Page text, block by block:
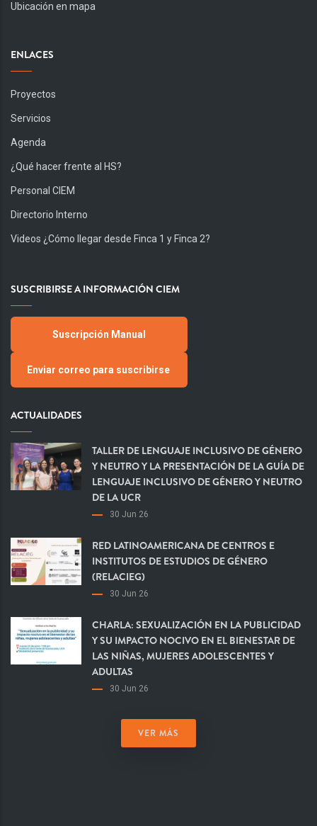
Ubicación en mapa
ENLACES
Proyectos
Servicios
Agenda
¿Qué hacer frente al HS?
Personal CIEM
Directorio Interno
Videos ¿Cómo llegar desde Finca 1 y Finca 2?
SUSCRIBIRSE A INFORMACIÓN CIEM
Suscripción Manual
Enviar correo para suscribirse
ACTUALIDADES
TALLER DE LENGUAJE INCLUSIVO DE GÉNERO
Y NEUTRO Y LA PRESENTACIÓN DE LA GUÍA DE
LENGUAJE INCLUSIVO DE GÉNERO Y NEUTRO
DE LA UCR
30 Jun 26
RED LATINOAMERICANA DE CENTROS E
INSTITUTOS DE ESTUDIOS DE GÉNERO
(RELACIEG)
30 Jun 26
CHARLA: SEXUALIZACIÓN EN LA PUBLICIDAD
Y SU IMPACTO NOCIVO EN EL BIENESTAR DE
LAS NIÑAS, MUJERES ADOLESCENTES Y
ADULTAS
30 Jun 26
VER MÁS